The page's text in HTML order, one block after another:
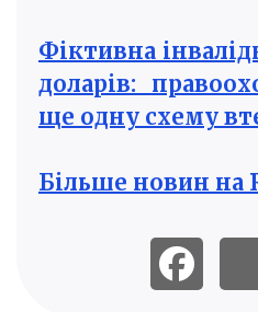
Фіктивна
доларів:
ще одну схему
Більше новин на